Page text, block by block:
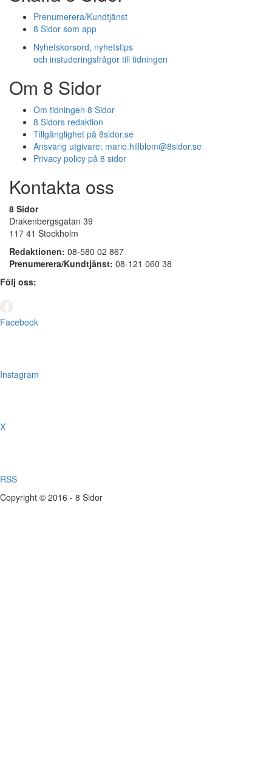
Prenumerera/Kundtjänst
8 Sidor som app
Nyhetskorsord, nyhetstips
och instuderingsfrågor till tidningen
Om 8 Sidor
Om tidningen 8 Sidor
8 Sidors redaktion
Tillgänglighet på 8sidor.se
Ansvarig utgivare: marie.hillblom@8sidor.se
Privacy policy på 8 sidor
Kontakta oss
8 Sidor
Drakenbergsgatan 39
117 41 Stockholm
Redaktionen: 08-580 02 867
Prenumerera/Kundtjänst: 08-121 060 38
Följ oss:
Facebook
Instagram
X
RSS
Copyright © 2016 - 8 Sidor